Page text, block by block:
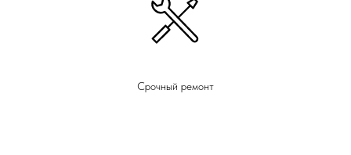
Срочный ремонт